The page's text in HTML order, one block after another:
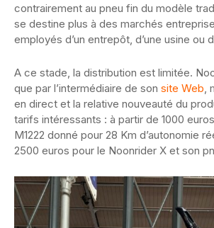
contrairement au pneu fin du modèle
se destine plus à des marchés
employés d’un entrepôt, d’une usine ou
A ce stade, la distribution est limitée.
que par l’intermédiaire de son site Web,
en direct et la relative nouveauté du
tarifs intéressants : à partir de 1000
M1222 donné pour 28 Km d’autonomie
2500 euros pour le Noonrider X et son